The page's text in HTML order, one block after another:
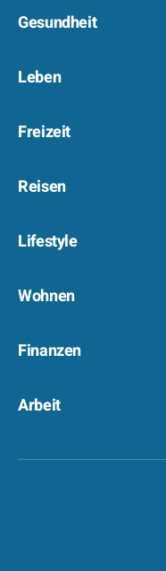
Gesundheit
Leben
Freizeit
Reisen
Lifestyle
Wohnen
Finanzen
Arbeit